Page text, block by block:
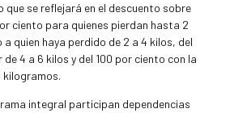
que se reflejará en el descuento sobre
ciento para quienes pierdan hasta 2
quien haya perdido de 2 a 4 kilos, del
4 a 6 kilos y del 100 por ciento con la
kilogramos.
integral participan dependencias